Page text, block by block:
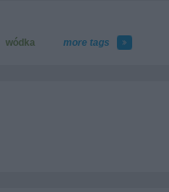
wódka more tags